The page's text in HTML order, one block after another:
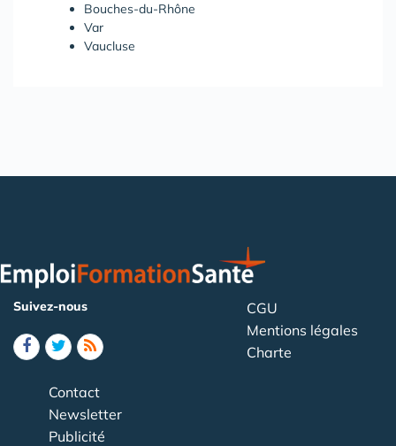
Bouches-du-Rhône
Var
Vaucluse
Suivez-nous
CGU
Mentions légales
Charte
Contact
Newsletter
Publicité